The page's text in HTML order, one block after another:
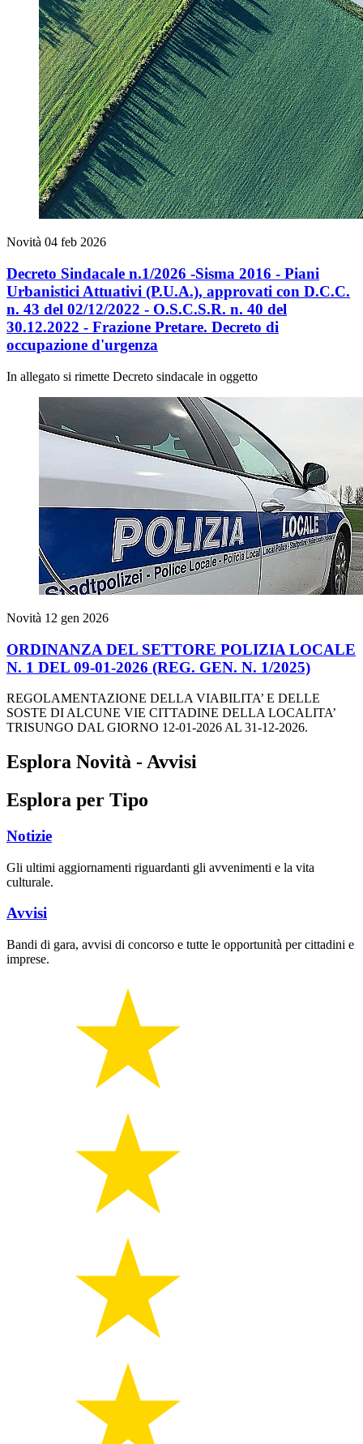
Novità 04 feb 2026
Decreto Sindacale n.1/2026 -Sisma 2016 - Piani
Urbanistici Attuativi (P.U.A.), approvati con D.C.C.
n. 43 del 02/12/2022 - O.S.C.S.R. n. 40 del
30.12.2022 - Frazione Pretare. Decreto di
occupazione d'urgenza
In allegato si rimette Decreto sindacale in oggetto
Novità 12 gen 2026
ORDINANZA DEL SETTORE POLIZIA LOCALE
N. 1 DEL 09-01-2026 (REG. GEN. N. 1/2025)
REGOLAMENTAZIONE DELLA VIABILITA’ E DELLE
SOSTE DI ALCUNE VIE CITTADINE DELLA LOCALITA’
TRISUNGO DAL GIORNO 12-01-2026 AL 31-12-2026.
Esplora Novità - Avvisi
Esplora per Tipo
Notizie
Gli ultimi aggiornamenti riguardanti gli avvenimenti e la vita
culturale.
Avvisi
Bandi di gara, avvisi di concorso e tutte le opportunità per cittadini e
imprese.